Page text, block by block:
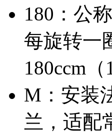
180：公
每旋转一
180ccm（
M：安装
兰，适配